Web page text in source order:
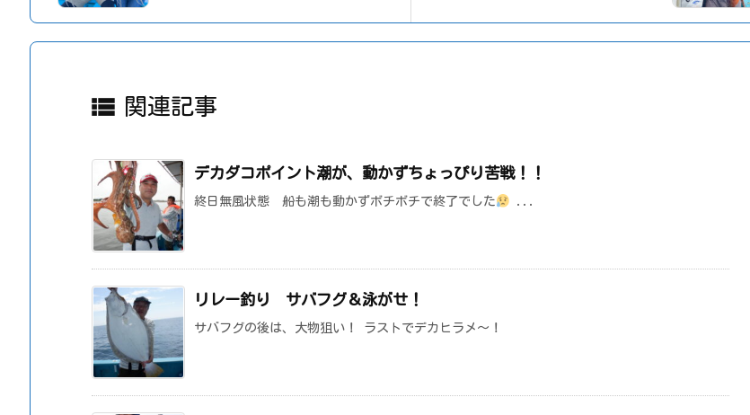
 関連記事
デカダコポイント潮が、動かずちょっぴり苦戦！！
終日無風状態 船も潮も動かずボチボチで終了でした ...
リレー釣り サバフグ＆泳がせ！
サバフグの後は、大物狙い！ ラストでデカヒラメ～！